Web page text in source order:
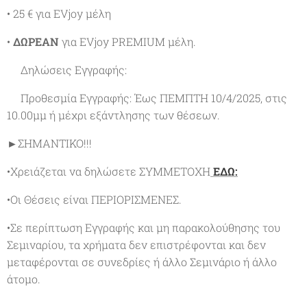
• 25 € για EVjoy μέλη
• ΔΩΡΕΑΝ για EVjoy PREMIUM μέλη.
✔Δηλώσεις Εγγραφής:
✔Προθεσμία Εγγραφής: Έως ΠΕΜΠΤΗ 10/4/2025, στις
10.00μμ ή μέχρι εξάντλησης των θέσεων.
►ΣΗΜΑΝΤΙΚΟ!!!
•Χρειάζεται να δηλώσετε ΣΥΜΜΕΤΟΧΗΕΔΩ:
•Οι Θέσεις είναι ΠΕΡΙΟΡΙΣΜΕΝΕΣ.
•Σε περίπτωση Εγγραφής και μη παρακολούθησης του
Σεμιναρίου, τα χρήματα δεν επιστρέφονται και δεν
μεταφέρονται σε συνεδρίες ή άλλο Σεμινάριο ή άλλο
άτομο.